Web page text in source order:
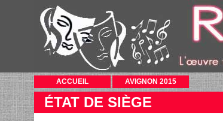
ACCUEIL AVIGNON 2015
ÉTAT DE SIÈGE